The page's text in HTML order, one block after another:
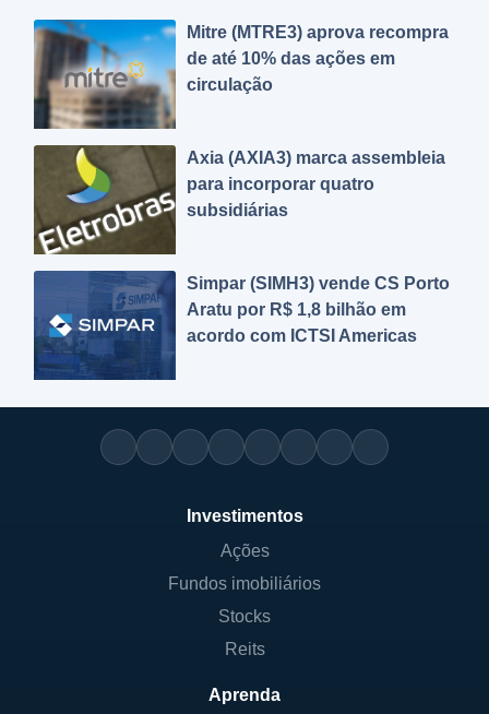
Mitre (MTRE3) aprova recompra
de até 10% das ações em
circulação
Axia (AXIA3) marca assembleia
para incorporar quatro
subsidiárias
Simpar (SIMH3) vende CS Porto
Aratu por R$ 1,8 bilhão em
acordo com ICTSI Americas
Investimentos
Ações
Fundos imobiliários
Stocks
Reits
Aprenda